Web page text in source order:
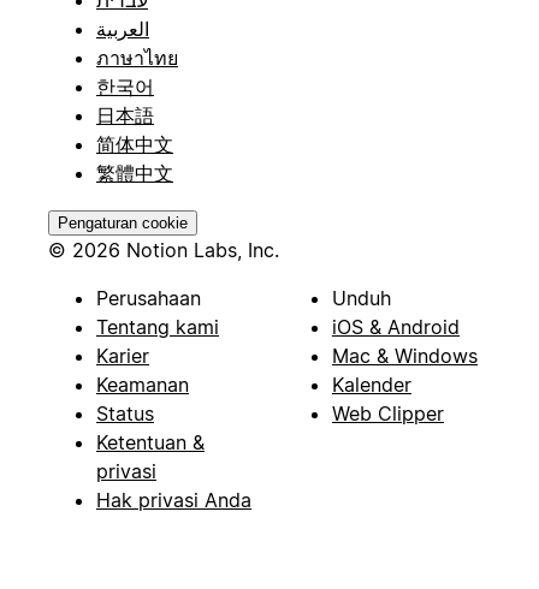
العربية
ภาษาไทย
한국어
日本語
简体中文
繁體中文
Pengaturan cookie
© 2026 Notion Labs, Inc.
Perusahaan
Tentang kami
Karier
Keamanan
Status
Ketentuan &
privasi
Hak privasi Anda
Unduh
iOS & Android
Mac & Windows
Kalender
Web Clipper